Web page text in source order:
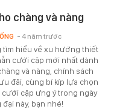
chàng và nàng
tìm hiểu về xu hướng thiết
cưới cặp mới nhất dành
và nàng, chính sách
đãi, cùng bí kíp lựa chọn
cưới cặp ưng ý trong ngày
này, bạn nhé!
- 4 năm trước